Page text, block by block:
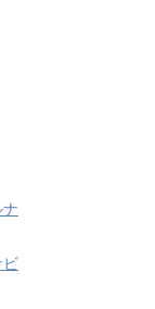
ビ